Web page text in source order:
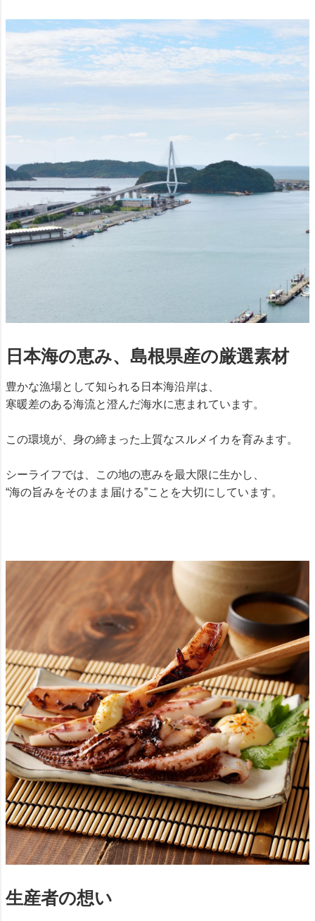
日本海の恵み、島根県産の厳選素材
豊かな漁場として知られる日本海沿岸は、
寒暖差のある海流と澄んだ海水に恵まれています。
この環境が、身の締まった上質なスルメイカを育みます。
シーライフでは、この地の恵みを最大限に生かし、
“海の旨みをそのまま届ける”ことを大切にしています。
生産者の想い